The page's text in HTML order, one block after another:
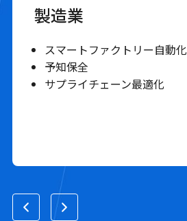
製造業
スマートファクトリー自動化
予知保全
サプライチェーン最適化